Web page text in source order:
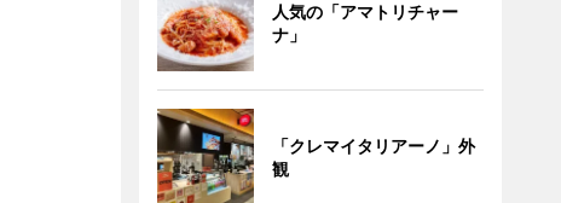
人気の「アマトリチャー
ナ」
「クレマイタリアーノ」外
観